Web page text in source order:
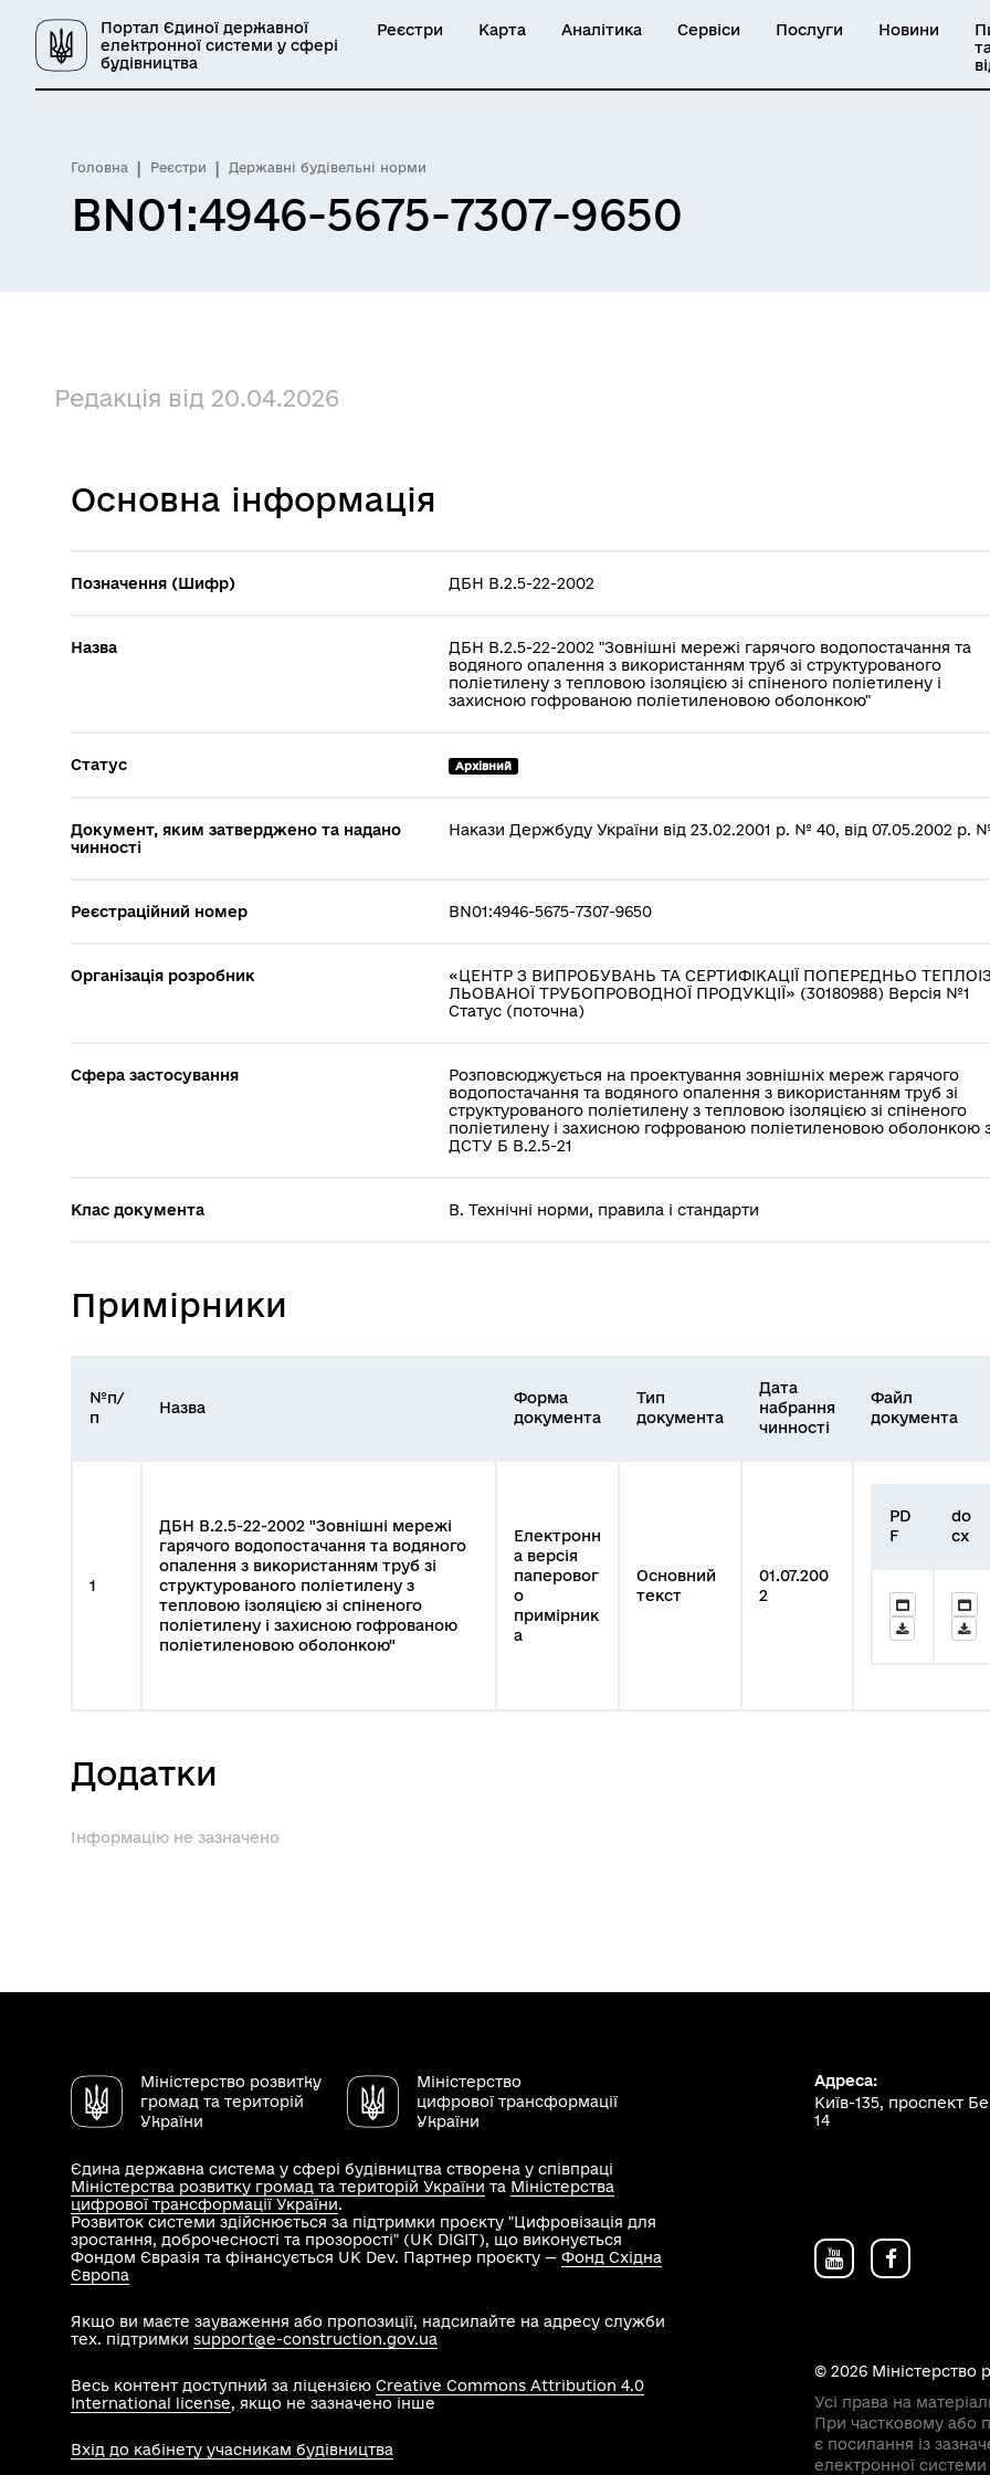
Портал Єдиної державної
електронної системи у сфері
будівництва
Реєстри Карта Аналітика Сервіси Послуги Новини
Головна Реєстри Державні будівельні норми
BN01:4946-5675-7307-9650
Редакція від 20.04.2026
Основна інформація
Позначення (Шифр) ДБН В.2.5-22-2002
Назва
ДБН В.2.5-22-2002 "Зовнішні мережі гарячого водопостачання та
водяного опалення з використанням труб зі структурованого
поліетилену з тепловою ізоляцією зі спіненого поліетилену і
захисною гофрованою поліетиленовою оболонкою"
Статус Архівний
Документ, яким затверджено та надано
чинності
Накази Держбуду України від 23.02.2001 р. № 40, від 07.05.2002 р.
Реєстраційний номер BN01:4946-5675-7307-9650
Організація розробник
«ЦЕНТР З ВИПРОБУВАНЬ ТА СЕРТИФІКАЦІЇ ПОПЕРЕДНЬО
ЛЬОВАНОЇ ТРУБОПРОВОДНОЇ ПРОДУКЦІЇ» (30180988) Версія №1
Статус (поточна)
Сфера застосування
Розповсюджується на проектування зовнішніх мереж гарячого
водопостачання та водяного опалення з використанням труб зі
структурованого поліетилену з тепловою ізоляцією зі спіненого
поліетилену і захисною гофрованою поліетиленовою оболонкою
ДСТУ Б В.2.5-21
Клас документа В. Технічні норми, правила і стандарти
Примірники
№п/
п
Назва
Форма
документа
Тип
документа
Дата
набрання
чинності
Файл
документа
1
ДБН В.2.5-22-2002 "Зовнішні мережі
гарячого водопостачання та водяного
опалення з використанням труб зі
структурованого поліетилену з
тепловою ізоляцією зі спіненого
поліетилену і захисною гофрованою
поліетиленовою оболонкою"
Електронн
а версія
паперовог
о
примірник
а
Основний
текст
01.07.200
2
PD
F
do
cx
Додатки
Інформацію не зазначено
Міністерство розвитку
громад та територій
України
Міністерство
цифрової трансформації
України
Єдина державна система у сфері будівництва створена у співпраці
Міністерства розвитку громад та територій України та Міністерства
цифрової трансформації України.
Розвиток системи здійснюється за підтримки проєкту "Цифровізація для
зростання, доброчесності та прозорості" (UK DIGIT), що виконується
Фондом Євразія та фінансується UK Dev. Партнер проєкту — Фонд Східна
Європа
Якщо ви маєте зауваження або пропозиції, надсилайте на адресу служби
тех. підтримки support@e-construction.gov.ua
Весь контент доступний за ліцензією Creative Commons Attribution 4.0
International license, якщо не зазначено інше
Вхід до кабінету учасникам будівництва
Адреса:
Київ-135, проспект
14
© 2026 Міністерство
Усі права на
При частковому або
є посилання із
електронної